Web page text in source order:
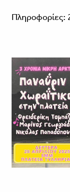
Πληροφορίες: